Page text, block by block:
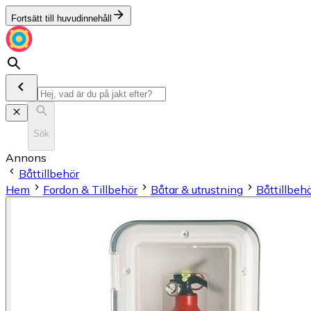
Fortsätt till huvudinnehåll
Sök
Annons
Båttillbehör
Hem
Fordon & Tillbehör Båtar & utrustning